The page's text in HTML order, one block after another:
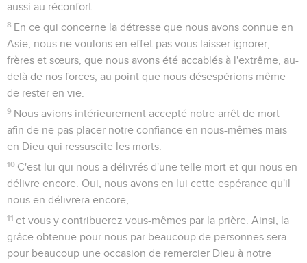
aussi au réconfort.
8 En ce qui concerne la détresse que nous avons connue en
Asie, nous ne voulons en effet pas vous laisser ignorer,
frères et sœurs, que nous avons été accablés à l'extrême, au-
delà de nos forces, au point que nous désespérions même
de rester en vie.
9 Nous avions intérieurement accepté notre arrêt de mort
afin de ne pas placer notre confiance en nous-mêmes mais
en Dieu qui ressuscite les morts.
10 C'est lui qui nous a délivrés d'une telle mort et qui nous en
délivre encore. Oui, nous avons en lui cette espérance qu'il
nous en délivrera encore,
11 et vous y contribuerez vous-mêmes par la prière. Ainsi, la
grâce obtenue pour nous par beaucoup de personnes sera
pour beaucoup une occasion de remercier Dieu à notre